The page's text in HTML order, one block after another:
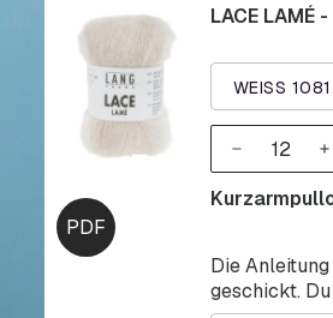
WEISS
LACE LAMÉ
Die
geschickt.